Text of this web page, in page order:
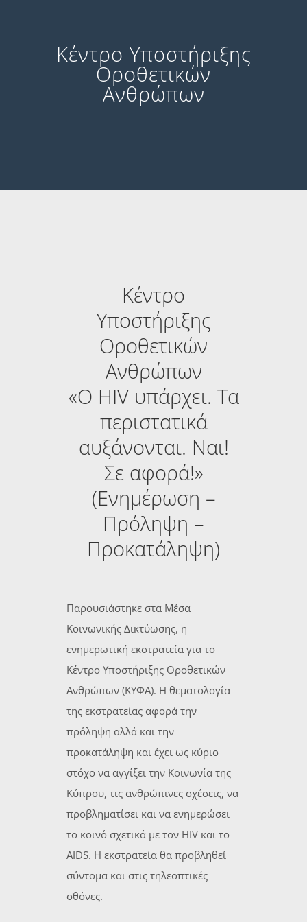
Κέντρο Υποστήριξης
Οροθετικών
Ανθρώπων
Κέντρο
Υποστήριξης
Οροθετικών
Ανθρώπων
«Ο HIV υπάρχει. Τα
περιστατικά
αυξάνονται. Ναι!
Σε αφορά!»
(Ενημέρωση –
Πρόληψη –
Προκατάληψη)
Παρουσιάστηκε στα Μέσα
Κοινωνικής Δικτύωσης, η
ενημερωτική εκστρατεία για το
Κέντρο Υποστήριξης Οροθετικών
Ανθρώπων (ΚΥΦΑ). Η θεματολογία
της εκστρατείας αφορά την
πρόληψη αλλά και την
προκατάληψη και έχει ως κύριο
στόχο να αγγίξει την Κοινωνία της
Κύπρου, τις ανθρώπινες σχέσεις, να
προβληματίσει και να ενημερώσει
το κοινό σχετικά με τον HIV και το
AIDS. Η εκστρατεία θα προβληθεί
σύντομα και στις τηλεοπτικές
οθόνες.